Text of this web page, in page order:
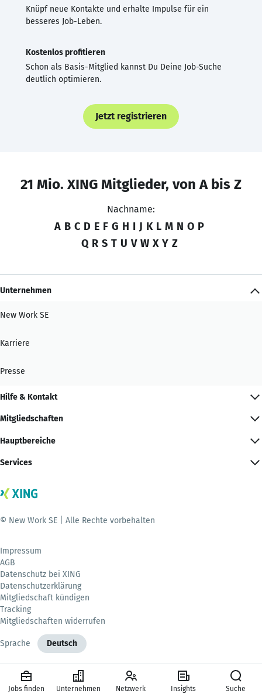
Knüpf neue Kontakte und erhalte Impulse für ein
besseres Job-Leben.
Kostenlos profitieren
Schon als Basis-Mitglied kannst Du Deine Job-Suche
deutlich optimieren.
Jetzt registrieren
21 Mio. XING Mitglieder, von A bis Z
Nachname:
A B C D E F G H I J K L M N O P
Q R S T U V W X Y Z
Unternehmen
New Work SE
Karriere
Presse
Hilfe & Kontakt
Mitgliedschaften
Hauptbereiche
Services
© New Work SE | Alle Rechte vorbehalten
Impressum
AGB
Datenschutz bei XING
Datenschutzerklärung
Mitgliedschaft kündigen
Tracking
Mitgliedschaften widerrufen
Sprache Deutsch
Jobs finden Unternehmen Netzwerk Insights Suche